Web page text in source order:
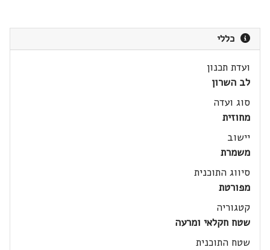
כללי
ועדת תכנון
לב השרון
סוג ועדה
מחוזית
יישוב
משמרת
סיווג התוכנית
מפורטת
קטגוריה
שטח חקלאי ומרעה
שטח התוכנית